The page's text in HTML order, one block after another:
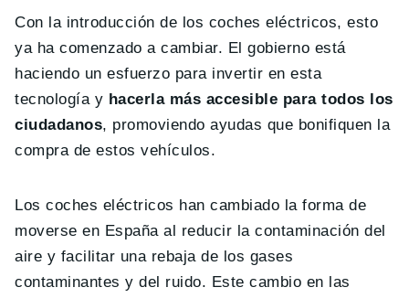
Con la introducción de los coches eléctricos, esto
ya ha comenzado a cambiar. El gobierno está
haciendo un esfuerzo para invertir en esta
tecnología y hacerla más accesible para todos los
ciudadanos, promoviendo ayudas que bonifiquen la
compra de estos vehículos.
Los coches eléctricos han cambiado la forma de
moverse en España al reducir la contaminación del
aire y facilitar una rebaja de los gases
contaminantes y del ruido. Este cambio en las